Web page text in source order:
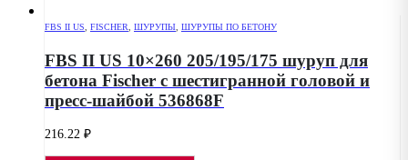
FBS II US FISCHER ШУРУПЫ ШУРУПЫ ПО БЕТОНУ
FBS II US 10×260 205/195/175 шуруп для
бетона Fischer с шестигранной головой и
пресс-шайбой 536868F
216.22 ₽